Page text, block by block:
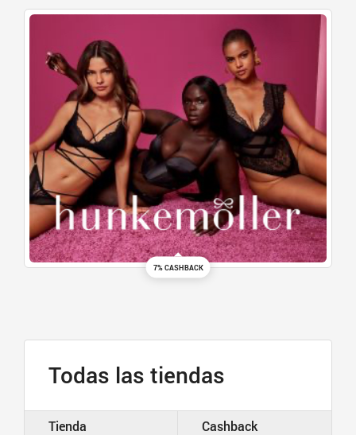
7% CASHBACK
Todas las tiendas
Tienda Cashback